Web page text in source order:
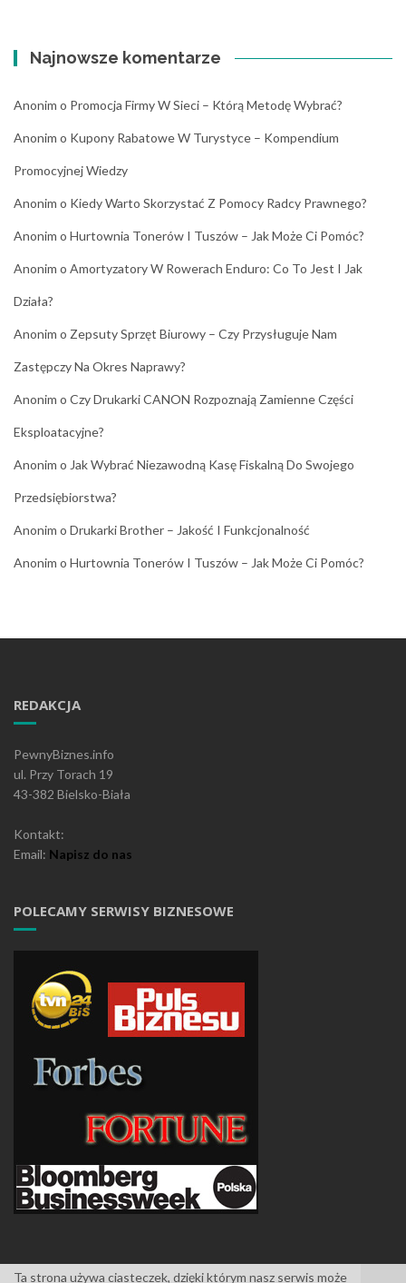
Najnowsze komentarze
Anonim o Promocja Firmy W Sieci – Którą Metodę Wybrać?
Anonim o Kupony Rabatowe W Turystyce – Kompendium
Promocyjnej Wiedzy
Anonim o Kiedy Warto Skorzystać Z Pomocy Radcy Prawnego?
Anonim o Hurtownia Tonerów I Tuszów – Jak Może Ci Pomóc?
Anonim o Amortyzatory W Rowerach Enduro: Co To Jest I Jak
Działa?
Anonim o Zepsuty Sprzęt Biurowy – Czy Przysługuje Nam
Zastępczy Na Okres Naprawy?
Anonim o Czy Drukarki CANON Rozpoznają Zamienne Części
Eksploatacyjne?
Anonim o Jak Wybrać Niezawodną Kasę Fiskalną Do Swojego
Przedsiębiorstwa?
Anonim o Drukarki Brother – Jakość I Funkcjonalność
Anonim o Hurtownia Tonerów I Tuszów – Jak Może Ci Pomóc?
REDAKCJA
PewnyBiznes.info
ul. Przy Torach 19
43-382 Bielsko-Biała
Kontakt:
Email: Napisz do nas
POLECAMY SERWISY BIZNESOWE
Ta strona używa ciasteczek, dzięki którym nasz serwis może